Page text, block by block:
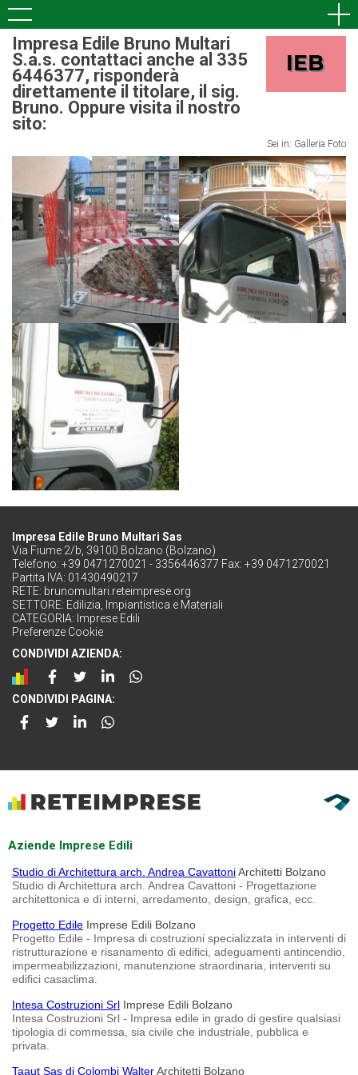
Impresa Edile Bruno Multari
S.a.s. contattaci anche al 335
6446377, risponderà
direttamente il titolare, il sig.
Bruno. Oppure visita il nostro
sito:
Sei in: Galleria Foto
Impresa Edile Bruno Multari Sas
Via Fiume 2/b, 39100 Bolzano (Bolzano)
Telefono: +39 0471270021 - 3356446377 Fax: +39 0471270021
Partita IVA: 01430490217
RETE: brunomultari.reteimprese.org
SETTORE: Edilizia, Impiantistica e Materiali
CATEGORIA: Imprese Edili
Preferenze Cookie
CONDIVIDI AZIENDA:
CONDIVIDI PAGINA:
Aziende Imprese Edili
Studio di Architettura arch. Andrea CavattoniArchitetti Bolzano
Studio di Architettura arch. Andrea Cavattoni - Progettazione
architettonica e di interni, arredamento, design, grafica, ecc.
Progetto Edile Imprese Edili Bolzano
Progetto Edile - Impresa di costruzioni specializzata in interventi di
ristrutturazione e risanamento di edifici, adeguamenti antincendio,
impermeabilizzazioni, manutenzione straordinaria, interventi su
edifici casaclima.
Intesa Costruzioni Srl Imprese Edili Bolzano
Intesa Costruzioni Srl - Impresa edile in grado di gestire qualsiasi
tipologia di commessa, sia civile che industriale, pubblica e
privata.
Taaut Sas di Colombi WalterArchitetti Bolzano